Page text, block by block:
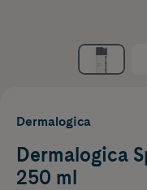
Dermalogica
Dermalogica
250 ml